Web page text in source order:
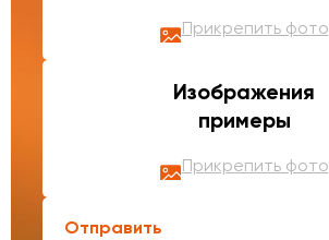
Прикрепить фото
Изображения
примеры
Прикрепить фото
Отправить